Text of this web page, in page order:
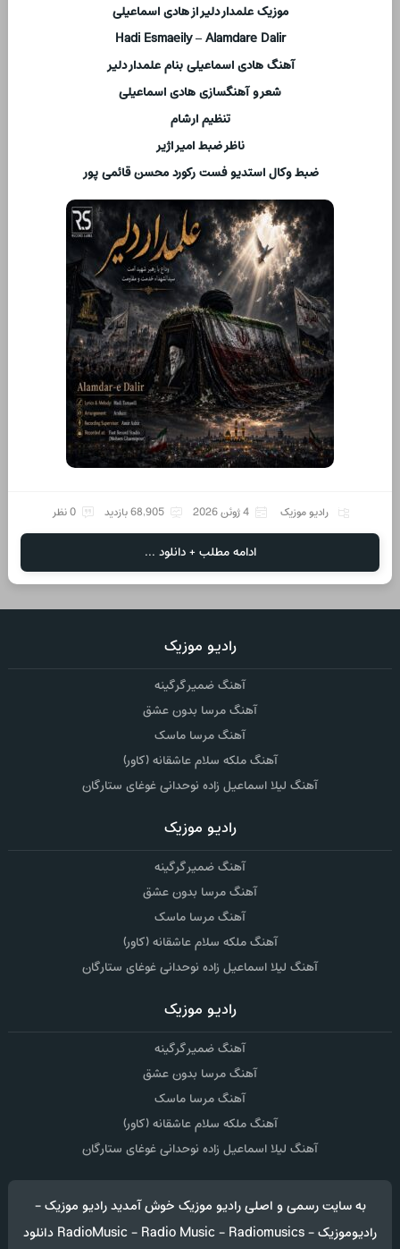
موزیک علمدار دلیر از هادی اسماعیلی
Hadi Esmaeily – Alamdare Dalir
آهنگ هادی اسماعیلی بنام علمدار دلیر
شعر و آهنگسازی هادی اسماعیلی
تنظیم ارشام
ناظر ضبط امیر اژیر
ضبط وکال استدیو فست رکورد محسن قائمی پور
رادیو موزیک 4 ژوئن 2026 68,905 بازدید 0 نظر
ادامه مطلب + دانلود ...
رادیو موزیک
آهنگ ضمیر گرگینه
آهنگ مرسا بدون عشق
آهنگ مرسا ماسک
آهنگ ملکه سلام عاشقانه (کاور)
آهنگ لیلا اسماعیل زاده نوحدانی غوغای ستارگان
رادیو موزیک
آهنگ ضمیر گرگینه
آهنگ مرسا بدون عشق
آهنگ مرسا ماسک
آهنگ ملکه سلام عاشقانه (کاور)
آهنگ لیلا اسماعیل زاده نوحدانی غوغای ستارگان
رادیو موزیک
آهنگ ضمیر گرگینه
آهنگ مرسا بدون عشق
آهنگ مرسا ماسک
آهنگ ملکه سلام عاشقانه (کاور)
آهنگ لیلا اسماعیل زاده نوحدانی غوغای ستارگان
به سایت رسمی و اصلی رادیو موزیک خوش آمدید رادیو موزیک -
رادیوموزیک - RadioMusic - Radio Music - Radiomusics دانلود